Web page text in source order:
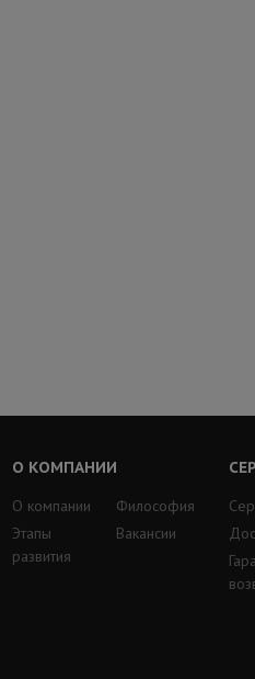
О КОМПАНИИ
О компании
Этапы
развития
Философия
Вакансии